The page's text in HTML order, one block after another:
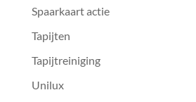
Spaarkaart actie
Tapijten
Tapijtreiniging
Unilux